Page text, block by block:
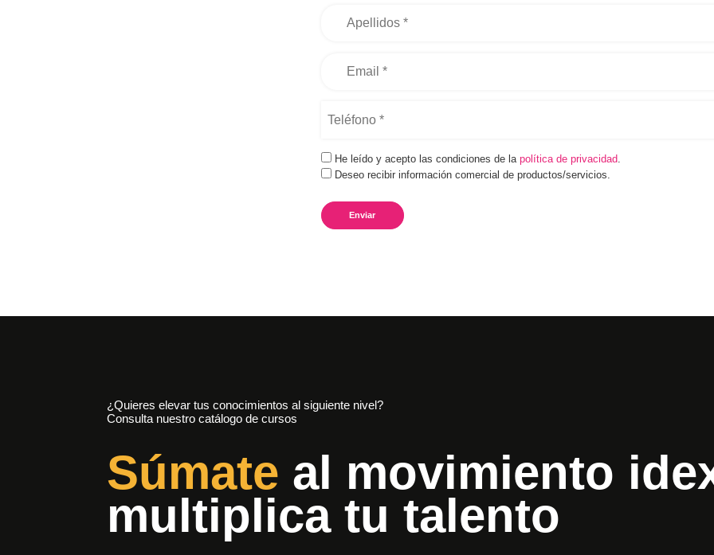
He leído y acepto las condiciones de lapolítica de privacidad.
Deseo recibir información comercial de productos/servicios.
¿Quieres elevar tus conocimientos al siguiente nivel?
Consulta nuestro catálogo de cursos
Súmate al movimiento
multiplica tu talento